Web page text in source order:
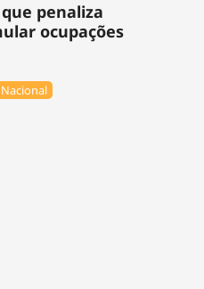
penaliza
ocupações